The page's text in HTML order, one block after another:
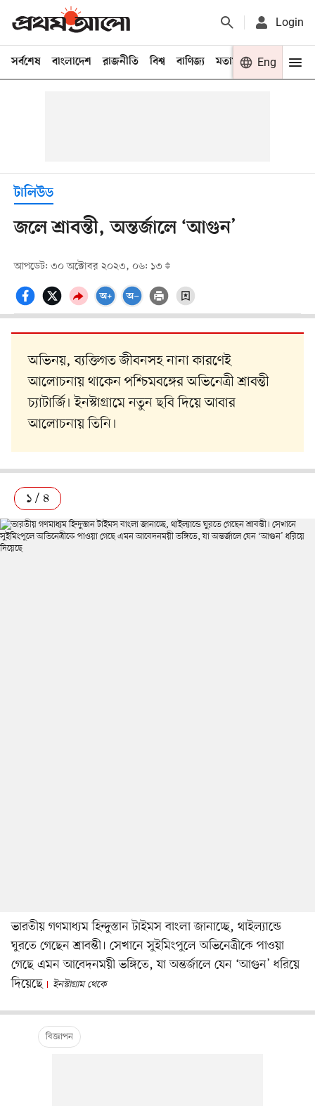
Login
সর্বশেষ বাংলাদেশ রাজনীতি বিশ্ব বাণিজ্য মতামত খেলা
Eng
টালিউড
জলে শ্রাবন্তী, অন্তর্জালে ‘আগুন’
আপডেট: ৩০ অক্টোবর ২০২৩, ০৬: ১৩
অভিনয়, ব্যক্তিগত জীবনসহ নানা কারণেই
আলোচনায় থাকেন পশ্চিমবঙ্গের অভিনেত্রী শ্রাবন্তী
চ্যাটার্জি। ইনস্টাগ্রামে নতুন ছবি দিয়ে আবার
আলোচনায় তিনি।
১ / ৪
ভারতীয় গণমাধ্যম হিন্দুস্তান টাইমস বাংলা জানাচ্ছে, থাইল্যান্ডে
ঘুরতে গেছেন শ্রাবন্তী। সেখানে সুইমিংপুলে অভিনেত্রীকে পাওয়া
গেছে এমন আবেদনময়ী ভঙ্গিতে, যা অন্তর্জালে যেন ‘আগুন’ ধরিয়ে
দিয়েছে
ইনস্টাগ্রাম থেকে